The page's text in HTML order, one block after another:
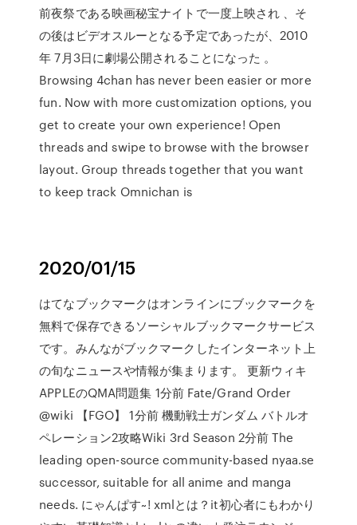
前夜祭である映画秘宝ナイトで一度上映され 、そ
の後はビデオスルーとなる予定であったが、2010
年 7月3日に劇場公開されることになった 。
Browsing 4chan has never been easier or more
fun. Now with more customization options, you
get to create your own experience! Open
threads and swipe to browse with the browser
layout. Group threads together that you want
to keep track Omnichan is
2020/01/15
はてなブックマークはオンラインにブックマークを
無料で保存できるソーシャルブックマークサービス
です。みんながブックマークしたインターネット上
の旬なニュースや情報が集まります。 更新ウィキ
APPLEのQMA問題集 1分前 Fate/Grand Order
@wiki 【FGO】 1分前 機動戦士ガンダム バトルオ
ペレーション2攻略Wiki 3rd Season 2分前 The
leading open-source community-based nyaa.se
successor, suitable for all anime and manga
needs. にゃんぱす~! xmlとは？it初心者にもわかり